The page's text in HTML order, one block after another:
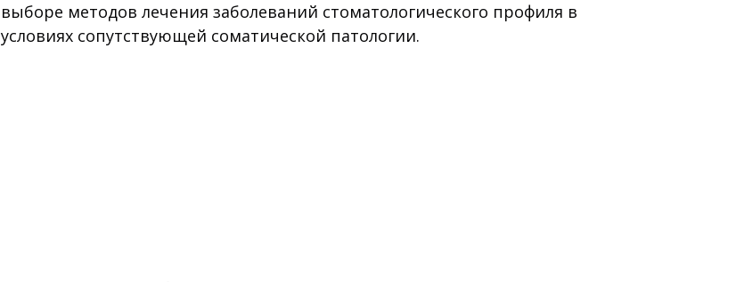
выборе методов лечения заболеваний стоматологического профиля в
условиях сопутствующей соматической патологии.